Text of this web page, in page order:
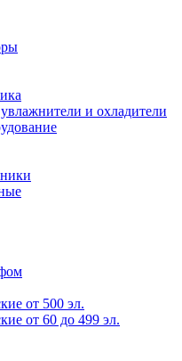
и охладители
от 500 эл.
от 60 до 499 эл.